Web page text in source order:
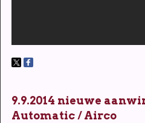
9.9.2014 nieuwe
Automatic / Airco